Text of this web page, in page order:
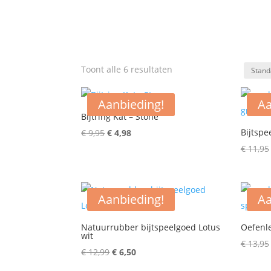
Toont alle 6 resultaten
Aanbieding!
Bijtring Kat – Stone
€9,95Oorspronkelijke
€ 4,98Huidige
€11,95
Aanbieding!
Natuurrubber bijtspeelgoed Lotus
wit
€12,99Oorspronkelijke
€ 6,50Huidige
€13,95